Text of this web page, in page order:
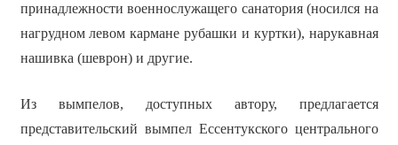
принадлежности военнослужащего санатория (носился на
нагрудном левом кармане рубашки и куртки), нарукавная
нашивка (шеврон) и другие.
Из вымпелов, доступных автору, предлагается
представительский вымпел Ессентукского центрального